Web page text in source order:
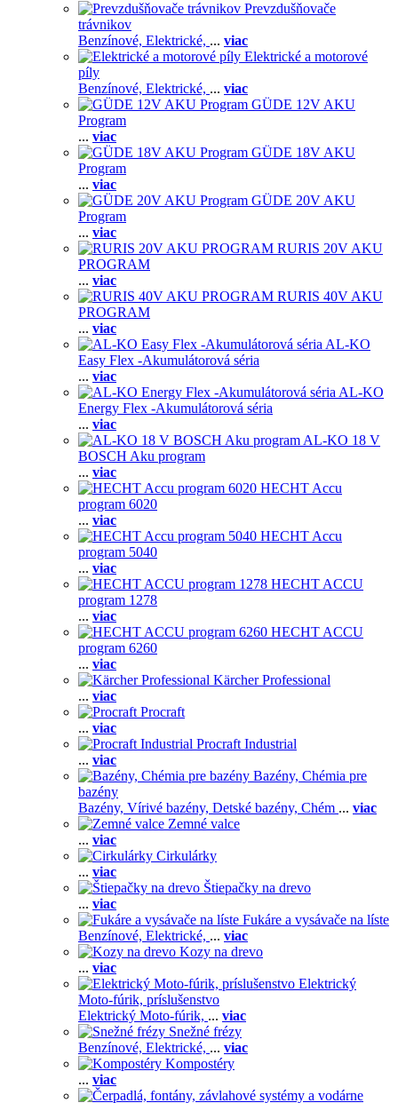
Prevzdušňovače
trávnikov
Benzínové, Elektrické, ... viac
Elektrické a motorové
píly
Benzínové, Elektrické, ... viac
GÜDE 12V AKU
Program
... viac
GÜDE 18V AKU
Program
... viac
GÜDE 20V AKU
Program
... viac
RURIS 20V AKU
PROGRAM
... viac
RURIS 40V AKU
PROGRAM
... viac
AL-KO
Easy Flex -Akumulátorová séria
... viac
AL-KO
Energy Flex -Akumulátorová séria
... viac
AL-KO 18 V
BOSCH Aku program
... viac
HECHT Accu
program 6020
... viac
HECHT Accu
program 5040
... viac
HECHT ACCU
program 1278
... viac
HECHT ACCU
program 6260
... viac
Kärcher Professional
... viac
Procraft
... viac
Procraft Industrial
... viac
Bazény, Chémia pre
bazény
Bazény, Vírivé bazény, Detské bazény, Chém ... viac
Zemné valce
... viac
Cirkulárky
... viac
Štiepačky na drevo
... viac
Fukáre a vysávače na líste
Benzínové, Elektrické, ... viac
Kozy na drevo
... viac
Elektrický
Moto-fúrik, príslušenstvo
Elektrický Moto-fúrik, ... viac
Snežné frézy
Benzínové, Elektrické, ... viac
Kompostéry
... viac